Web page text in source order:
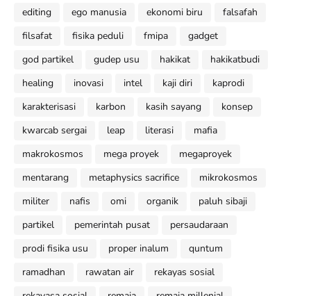
editing
ego manusia ekonomi biru
falsafah
filsafat
fisika peduli fmipa
gadget
god partikel
gudep usu hakikat
hakikatbudi
healing
inovasi intel kaji diri
kaprodi
karakterisasi
karbon kasih sayang
konsep
kwarcab sergai
leap literasi
mafia
makrokosmos
mega proyek
megaproyek
mentarang
metaphysics sacrifice
mikrokosmos
militer
nafis omi organik
paluh sibaji
partikel
pemerintah pusat
persaudaraan
prodi fisika usu
proper inalum
quntum
ramadhan
rawatan air
rekayas sosial